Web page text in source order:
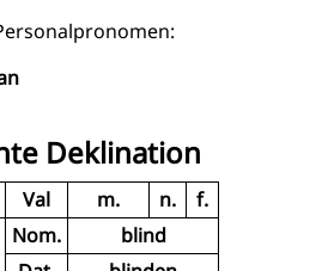
Deklination
Val m. n.
f.
Nom.
blind